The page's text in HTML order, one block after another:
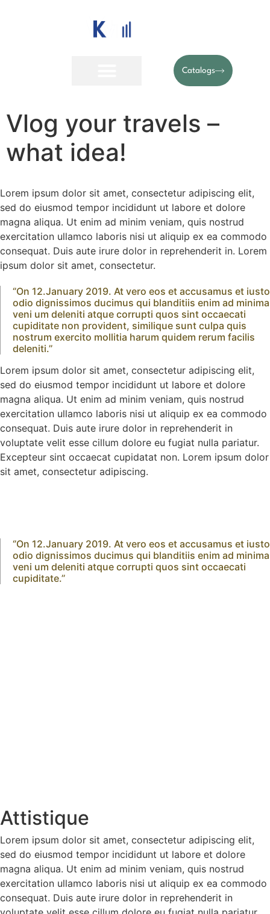
Catalogs
Vlog your travels –
what idea!
Lorem ipsum dolor sit amet, consectetur adipiscing elit,
sed do eiusmod tempor incididunt ut labore et dolore
magna aliqua. Ut enim ad minim veniam, quis nostrud
exercitation ullamco laboris nisi ut aliquip ex ea commodo
consequat. Duis aute irure dolor in reprehenderit in. Lorem
ipsum dolor sit amet, consectetur.
‘’On 12.January 2019. At vero eos et accusamus et iusto
odio dignissimos ducimus qui blanditiis enim ad minima
veni um deleniti atque corrupti quos sint occaecati
cupiditate non provident, similique sunt culpa quis
nostrum exercito mollitia harum quidem rerum facilis
deleniti.’’
Lorem ipsum dolor sit amet, consectetur adipiscing elit,
sed do eiusmod tempor incididunt ut labore et dolore
magna aliqua. Ut enim ad minim veniam, quis nostrud
exercitation ullamco laboris nisi ut aliquip ex ea commodo
consequat. Duis aute irure dolor in reprehenderit in
voluptate velit esse cillum dolore eu fugiat nulla pariatur.
Excepteur sint occaecat cupidatat non. Lorem ipsum dolor
sit amet, consectetur adipiscing.
‘’On 12.January 2019. At vero eos et accusamus et iusto
odio dignissimos ducimus qui blanditiis enim ad minima
veni um deleniti atque corrupti quos sint occaecati
cupiditate.’’
Attistique
Lorem ipsum dolor sit amet, consectetur adipiscing elit,
sed do eiusmod tempor incididunt ut labore et dolore
magna aliqua. Ut enim ad minim veniam, quis nostrud
exercitation ullamco laboris nisi ut aliquip ex ea commodo
consequat. Duis aute irure dolor in reprehenderit in